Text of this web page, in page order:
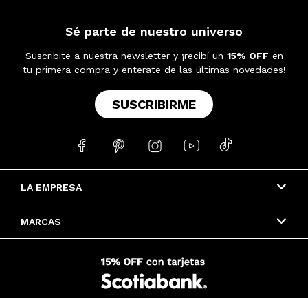
LA EMPRESA
MARCAS
Sé parte de nuestro universo
Suscribite a nuestra newsletter y ¡recibí un 15% OFF en
tu primera compra y enterate de las últimas novedades!
SUSCRIBIRME
    